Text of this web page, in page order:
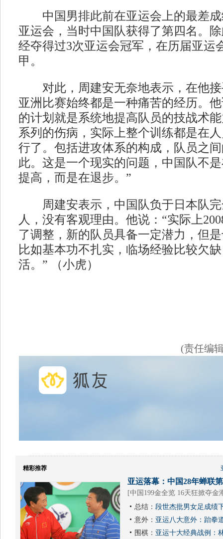
中国男排此前在亚运会上的最差成
亚运会，当时中国队获得了第四名。
经夺得过3次亚运会冠军，在历届亚运
甲。
对此，周建安无奈地表示，在他接
亚洲比赛始终都是一种痛苦的经历。
的计划就是系统地提高队员的技战术
系列的伤病，实际上整个训练都是在
行了。包括进攻体系的构成，队员之
此。这是一个现实的问题，中国队不
提高，而是在退步。”
周建安表示，中国队负于日本队完
人，没有客观理由。他说：“实际上
了调整，新的队员具备一定潜力，但
比如基本功不扎实，临场经验比较欠
活。” （小虎）
(责任编
精彩推荐
亚运落幕：中国28年蝉联
[中国199金全览 16天狂掀夺金
总结： 段世杰批男女足成绩
意外： 亚运八大意外：跆拳
围棋： 亚运十大经典战例：